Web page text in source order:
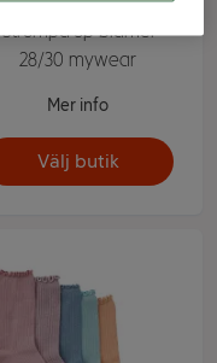
Strumpa 3p blåmel
28/30 mywear
Mer info
Välj butik